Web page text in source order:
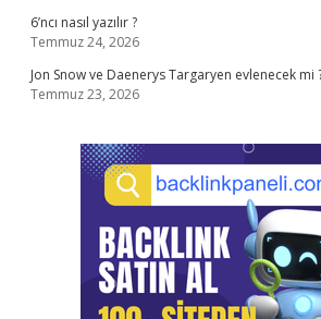
6’ncı nasıl yazılır ?
Temmuz 24, 2026
Jon Snow ve Daenerys Targaryen evlenecek mi
Temmuz 23, 2026